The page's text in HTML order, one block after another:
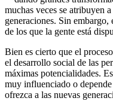
muchas veces se atribuyen
generaciones. Sin
de los que la gente está
Bien es cierto que el
el desarrollo social de las
máximas potencialidades.
muy influenciado o
ofrezca a las nuevas